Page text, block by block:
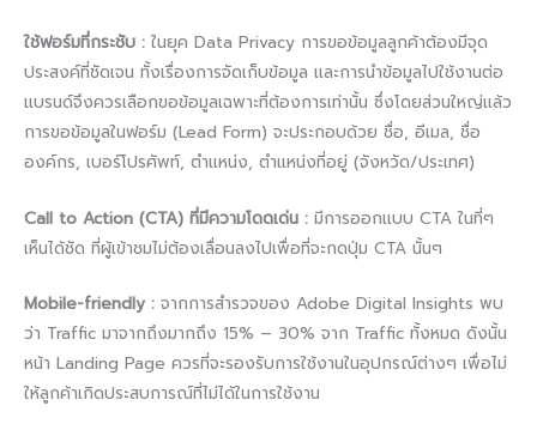
ใช้ฟอร์มที่กระชับ : ในยุค Data Privacy การขอข้อมูลลูกค้าต้องมีจุด
ประสงค์ที่ชัดเจน ทั้งเรื่องการจัดเก็บข้อมูล และการนำข้อมูลไปใช้งานต่อ
แบรนด์จึงควรเลือกขอข้อมูลเฉพาะที่ต้องการเท่านั้น ซึ่งโดยส่วนใหญ่แล้ว
การขอข้อมูลในฟอร์ม (Lead Form) จะประกอบด้วย ชื่อ, อีเมล, ชื่อ
องค์กร, เบอร์โปรศัพท์, ตำแหน่ง, ตำแหน่งที่อยู่ (จังหวัด/ประเทศ)
Call to Action (CTA) ที่มีความโดดเด่น : มีการออกแบบ CTA ในที่ๆ
เห็นได้ชัด ที่ผู้เข้าชมไม่ต้องเลื่อนลงไปเพื่อที่จะกดปุ่ม CTA นั้นๆ
Mobile-friendly : จากการสำรวจของ Adobe Digital Insights พบ
ว่า Traffic มาจากถึงมากถึง 15% – 30% จาก Traffic ทั้งหมด ดังนั้น
หน้า Landing Page ควรที่จะรองรับการใช้งานในอุปกรณ์ต่างๆ เพื่อไม่
ให้ลูกค้าเกิดประสบการณ์ที่ไม่ได้ในการใช้งาน